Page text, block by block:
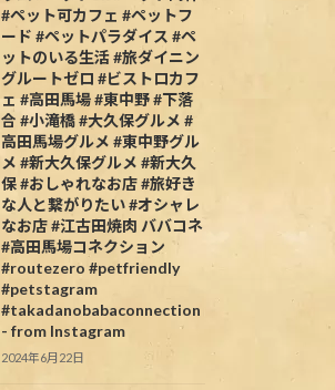
#ペット可カフェ #ペットフ
ード #ペットパラダイス #ペ
ットのいる生活 #旅ダイニン
グルートゼロ #ビストロカフ
ェ #高田馬場 #東中野 #下落
合 #小滝橋 #大久保グルメ #
高田馬場グルメ #東中野グル
メ #新大久保グルメ #新大久
保 #おしゃれなお店 #旅好き
な人と繋がりたい #オシャレ
なお店 #江古田焼肉 ババコネ
#高田馬場コネクション
#routezero #petfriendly
#petstagram
#takadanobabaconnection
- from Instagram
2024年6月22日